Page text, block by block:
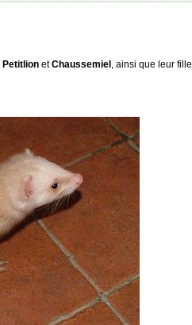
Petitlion etChaussemiel , ainsi que leur fille